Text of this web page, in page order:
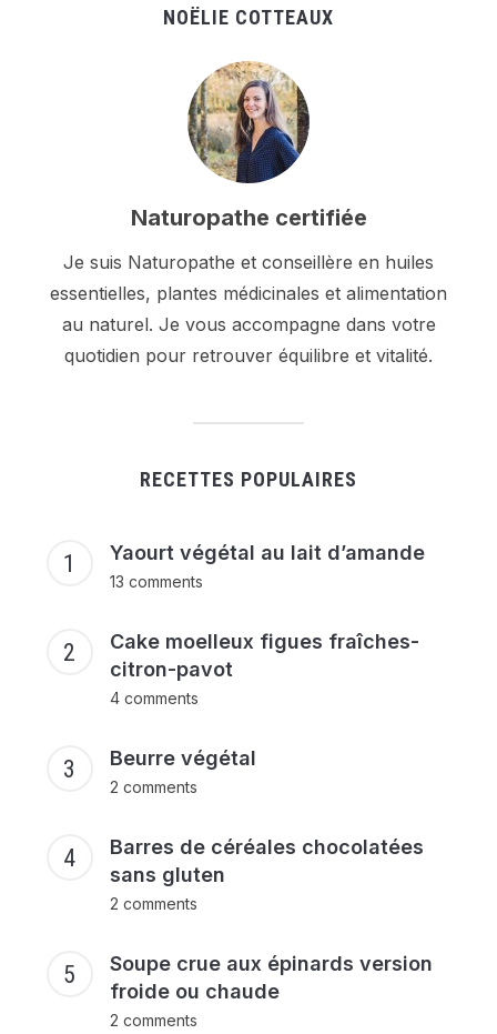
NOËLIE COTTEAUX
Naturopathe certifiée
Je suis Naturopathe et conseillère en huiles
essentielles, plantes médicinales et alimentation
au naturel. Je vous accompagne dans votre
quotidien pour retrouver équilibre et vitalité.
RECETTES POPULAIRES
Yaourt végétal au lait d’amande
13 comments
Cake moelleux figues fraîches-
citron-pavot
4 comments
Beurre végétal
2 comments
Barres de céréales chocolatées
sans gluten
2 comments
Soupe crue aux épinards version
froide ou chaude
2 comments